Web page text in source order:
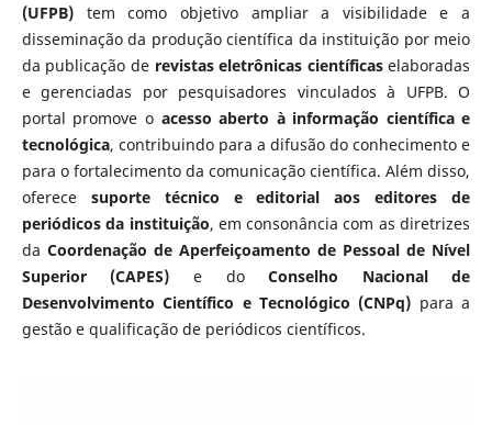
(UFPB)tem como objetivo ampliar a visibilidade e a
disseminação da produção científica da instituição por meio
da publicação de revistas eletrônicas científicaselaboradas
e gerenciadas por pesquisadores vinculados à UFPB. O
portal promove o acesso aberto à informação científica e
tecnológica, contribuindo para a difusão do conhecimento e
para o fortalecimento da comunicação científica. Além disso,
oferece suporte técnico e editorial aos editores de
periódicos da instituição, em consonância com as diretrizes
da Coordenação de Aperfeiçoamento de Pessoal de Nível
Superior (CAPES) e doConselho Nacional de
Desenvolvimento Científico e Tecnológico (CNPq) para a
gestão e qualificação de periódicos científicos.